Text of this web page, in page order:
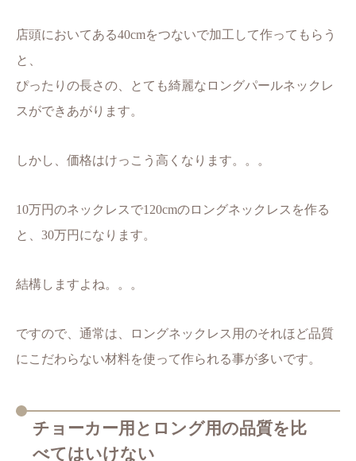
店頭においてある40cmをつないで加工して作ってもらう
と、
ぴったりの長さの、とても綺麗なロングパールネックレ
スができあがります。
しかし、価格はけっこう高くなります。。。
10万円のネックレスで120cmのロングネックレスを作る
と、30万円になります。
結構しますよね。。。
ですので、通常は、ロングネックレス用のそれほど品質
にこだわらない材料を使って作られる事が多いです。
チョーカー用とロング用の品質を比
べてはいけない